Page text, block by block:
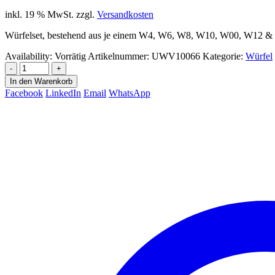
inkl. 19 % MwSt. zzgl. Versandkosten
Würfelset, bestehend aus je einem W4, W6, W8, W10, W00, W12
Availability: Vorrätig Artikelnummer: UWV10066 Kategorie: Würfel
-
+
In den Warenkorb
Facebook LinkedIn Email WhatsApp